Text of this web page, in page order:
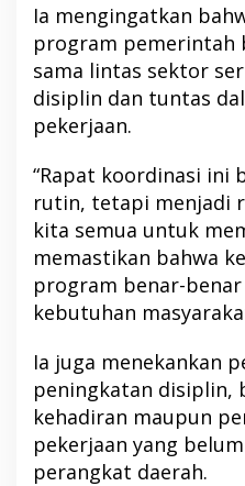
Ia mengingatkan
program pemerintah
sama lintas sektor
disiplin dan tuntas
pekerjaan.
“Rapat koordinasi ini
rutin, tetapi menjadi
kita semua untuk
memastikan bahwa
program benar-
kebutuhan
Ia juga menekankan
peningkatan disiplin,
kehadiran maupun
pekerjaan yang
perangkat daerah.